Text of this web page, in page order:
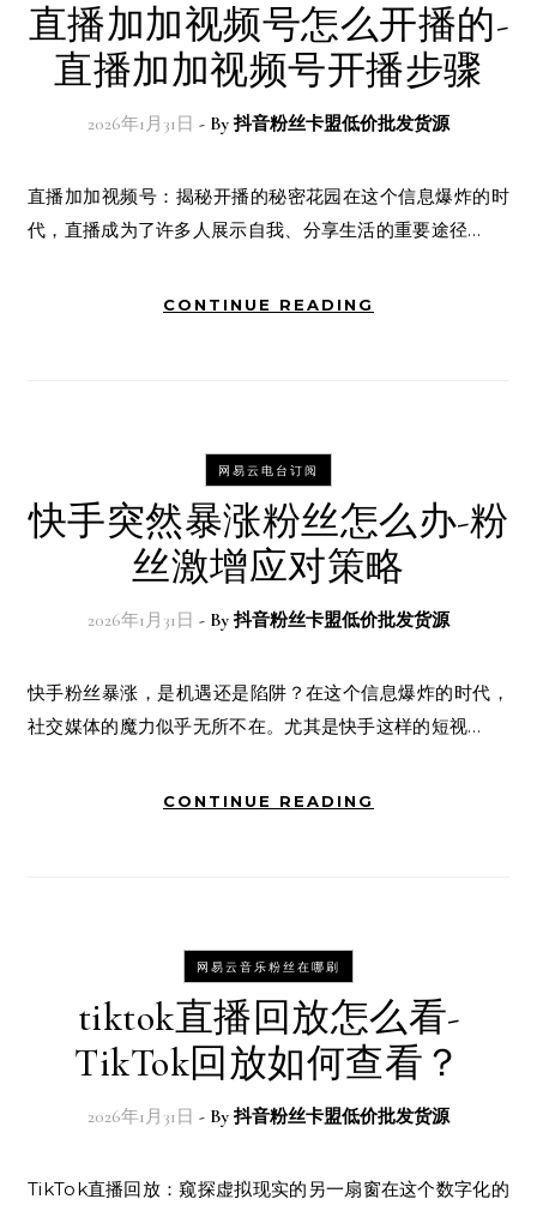
直播加加视频号怎么开播的-
直播加加视频号开播步骤
2026年1月31日 - By 抖音粉丝卡盟低价批发货源
直播加加视频号：揭秘开播的秘密花园在这个信息爆炸的时
代，直播成为了许多人展示自我、分享生活的重要途径…
CONTINUE READING
网易云电台订阅
快手突然暴涨粉丝怎么办-粉
丝激增应对策略
2026年1月31日 - By 抖音粉丝卡盟低价批发货源
快手粉丝暴涨，是机遇还是陷阱？在这个信息爆炸的时代，
社交媒体的魔力似乎无所不在。尤其是快手这样的短视…
CONTINUE READING
网易云音乐粉丝在哪刷
tiktok直播回放怎么看-
TikTok回放如何查看？
2026年1月31日 - By 抖音粉丝卡盟低价批发货源
TikTok直播回放：窥探虚拟现实的另一扇窗在这个数字化的